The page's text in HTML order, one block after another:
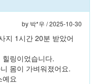
by 박*우 /2025-10-30
지 1시간 20분 받았어
링이었습니다.
몸이 가벼워졌어요.
요